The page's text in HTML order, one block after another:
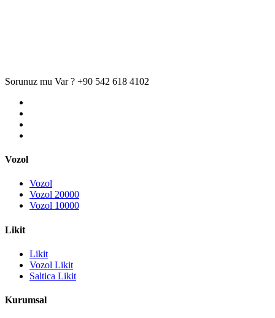
Sorunuz mu Var ? +90 542 618 4102
Vozol
Vozol
Vozol 20000
Vozol 10000
Likit
Likit
Vozol Likit
Saltica Likit
Kurumsal